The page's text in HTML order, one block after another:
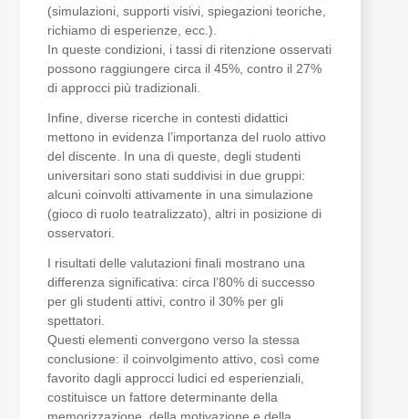
(simulazioni, supporti visivi, spiegazioni teoriche,
richiamo di esperienze, ecc.).
In queste condizioni, i tassi di ritenzione osservati
possono raggiungere circa il 45%, contro il 27%
di approcci più tradizionali.
Infine, diverse ricerche in contesti didattici
mettono in evidenza l’importanza del ruolo attivo
del discente. In una di queste, degli studenti
universitari sono stati suddivisi in due gruppi:
alcuni coinvolti attivamente in una simulazione
(gioco di ruolo teatralizzato), altri in posizione di
osservatori.
I risultati delle valutazioni finali mostrano una
differenza significativa: circa l’80% di successo
per gli studenti attivi, contro il 30% per gli
spettatori.
Questi elementi convergono verso la stessa
conclusione: il coinvolgimento attivo, così come
favorito dagli approcci ludici ed esperienziali,
costituisce un fattore determinante della
memorizzazione, della motivazione e della